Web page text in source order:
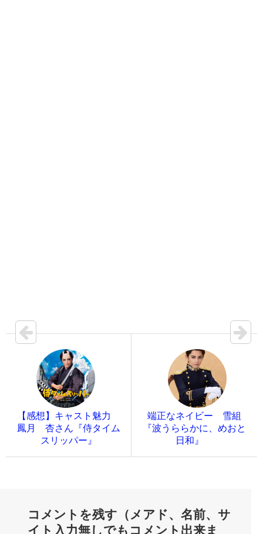
【感想】キャスト魅力
鳳月 杏さん『侍タイム
スリッパー』
端正なネイビー 雪組
『波うららかに、めおと
日和』
コメントを残す（メアド、名前、サ
イト入力無しでもコメント出来ま